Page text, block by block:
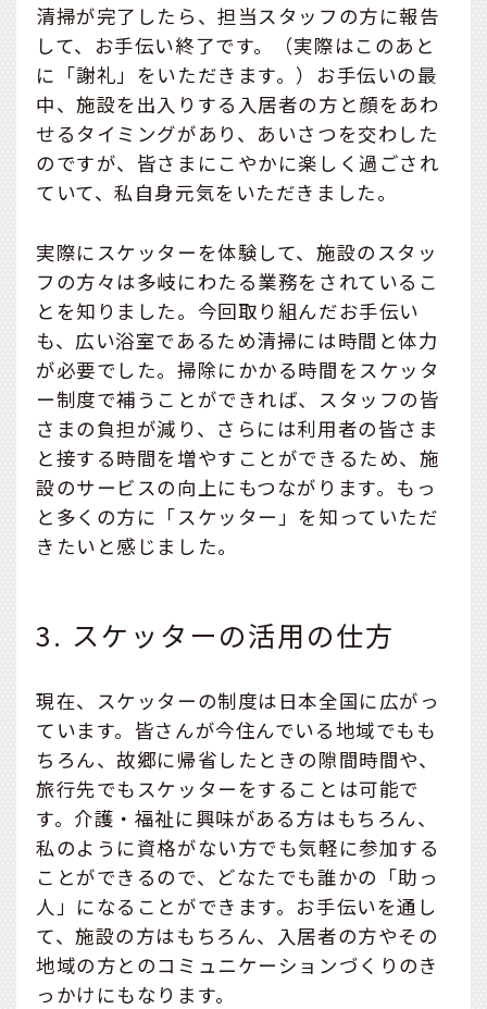
清掃が完了したら、担当スタッフの方に報告
して、お手伝い終了です。（実際はこのあと
に「謝礼」をいただきます。）お手伝いの最
中、施設を出入りする入居者の方と顔をあわ
せるタイミングがあり、あいさつを交わした
のですが、皆さまにこやかに楽しく過ごされ
ていて、私自身元気をいただきました。
実際にスケッターを体験して、施設のスタッ
フの方々は多岐にわたる業務をされているこ
とを知りました。今回取り組んだお手伝い
も、広い浴室であるため清掃には時間と体力
が必要でした。掃除にかかる時間をスケッタ
ー制度で補うことができれば、スタッフの皆
さまの負担が減り、さらには利用者の皆さま
と接する時間を増やすことができるため、施
設のサービスの向上にもつながります。もっ
と多くの方に「スケッター」を知っていただ
きたいと感じました。
3. スケッターの活用の仕方
現在、スケッターの制度は日本全国に広がっ
ています。皆さんが今住んでいる地域でもも
ちろん、故郷に帰省したときの隙間時間や、
旅行先でもスケッターをすることは可能で
す。介護・福祉に興味がある方はもちろん、
私のように資格がない方でも気軽に参加する
ことができるので、どなたでも誰かの「助っ
人」になることができます。お手伝いを通し
て、施設の方はもちろん、入居者の方やその
地域の方とのコミュニケーションづくりのき
っかけにもなります。